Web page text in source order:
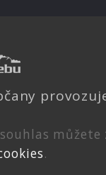
.